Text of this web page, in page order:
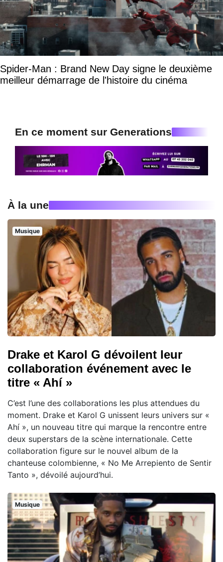
Spider-Man : Brand New Day signe le deuxième
meilleur démarrage de l'histoire du cinéma
En ce moment sur Generations
À la une
Musique
Drake et Karol G dévoilent leur
collaboration événement avec le
titre « Ahí »
C’est l’une des collaborations les plus attendues du
moment. Drake et Karol G unissent leurs univers sur «
Ahí », un nouveau titre qui marque la rencontre entre
deux superstars de la scène internationale. Cette
collaboration figure sur le nouvel album de la
chanteuse colombienne, « No Me Arrepiento de Sentir
Tanto », dévoilé aujourd’hui.
Musique